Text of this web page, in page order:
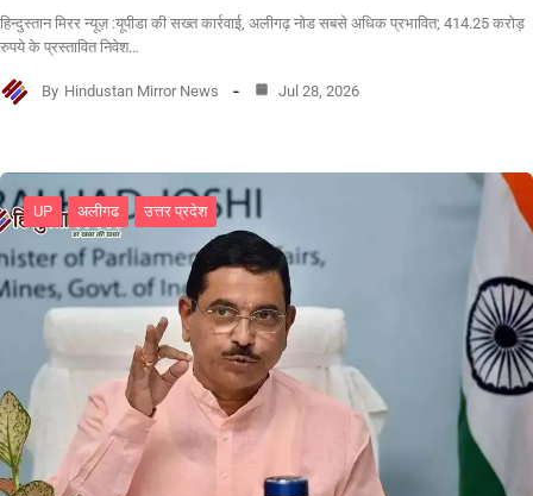
हिन्दुस्तान मिरर न्यूज़ :यूपीडा की सख्त कार्रवाई, अलीगढ़ नोड सबसे अधिक प्रभावित; 414.25 करोड़
रुपये के प्रस्तावित निवेश…
By Hindustan Mirror News Jul 28, 2026
UP अलीगढ उत्तर प्रदेश